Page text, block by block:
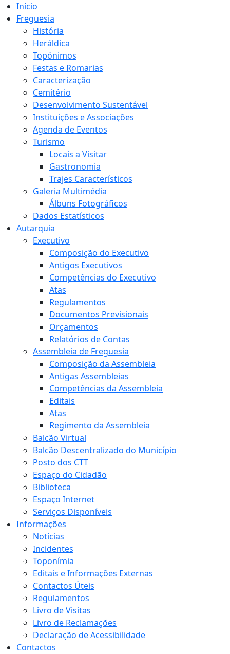
Início
Freguesia
História
Heráldica
Topónimos
Festas e Romarias
Caracterização
Cemitério
Desenvolvimento Sustentável
Instituições e Associações
Agenda de Eventos
Turismo
Locais a Visitar
Gastronomia
Trajes Característicos
Galeria Multimédia
Álbuns Fotográficos
Dados Estatísticos
Autarquia
Executivo
Composição do Executivo
Antigos Executivos
Competências do Executivo
Atas
Regulamentos
Documentos Previsionais
Orçamentos
Relatórios de Contas
Assembleia de Freguesia
Composição da Assembleia
Antigas Assembleias
Competências da Assembleia
Editais
Atas
Regimento da Assembleia
Balcão Virtual
Balcão Descentralizado do Município
Posto dos CTT
Espaço do Cidadão
Biblioteca
Espaço Internet
Serviços Disponíveis
Informações
Notícias
Incidentes
Toponímia
Editais e Informações Externas
Contactos Úteis
Regulamentos
Livro de Visitas
Livro de Reclamações
Declaração de Acessibilidade
Contactos